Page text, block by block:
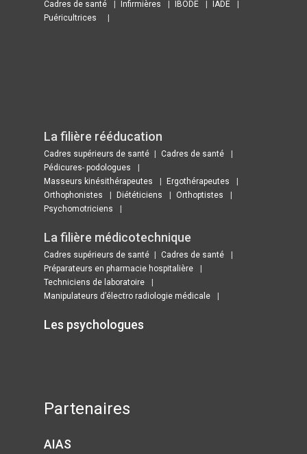
Cadres de santé
Infirmières IBODE
IADE
Puéricultrices
La filière rééducation
Cadres supérieurs de santé
Cadres de santé
Pédicures- podologues
Masseurs kinésithérapeutes
Ergothérapeutes
Orthophonistes
Diététiciens
Orthoptistes
Psychomotriciens
La filière médicotechnique
Cadres supérieurs de santé
Cadres de santé
Préparateurs en pharmacie hospitalière
Techniciens de laboratoire
Manipulateurs d’électro radiologie médicale
Les psychologues ​
Partenaires
AIAS